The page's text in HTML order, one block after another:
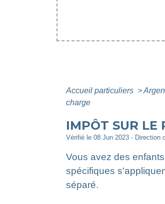
Accueil particuliers >
charge
IMPÔT SUR LE
Vérifié le 08 Jun 2023 - Direction
Vous avez des
spécifiques
séparé.